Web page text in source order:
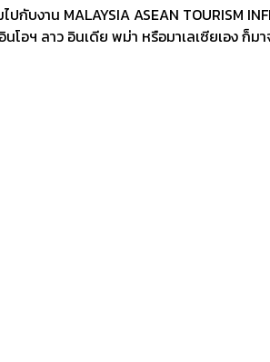
าน MALAYSIA ASEAN TOURISM
โอฯ ลาว อินเดีย พม่า หรือมาเลเซียเอง